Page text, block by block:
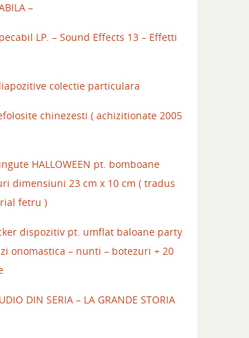
–
LP. – Sound Effects 13 – Effetti
colectie particulara
chinezesti ( achizitionate 2005
HALLOWEEN pt. bomboane
dimensiuni 23 cm x 10 cm ( tradus
fetru )
dispozitiv pt. umflat baloane party
onomastica – nunti – botezuri + 20
DIN SERIA – LA GRANDE STORIA